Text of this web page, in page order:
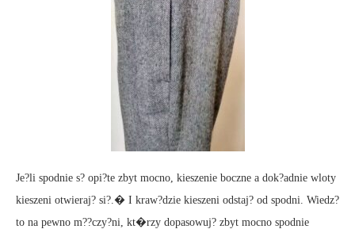
Je?li spodnie s? opi?te zbyt mocno, kieszenie boczne a dok?adnie wloty
kieszeni otwieraj? si?.� I kraw?dzie kieszeni odstaj? od spodni. Wiedz?
to na pewno m??czy?ni, kt�rzy dopasowuj? zbyt mocno spodnie